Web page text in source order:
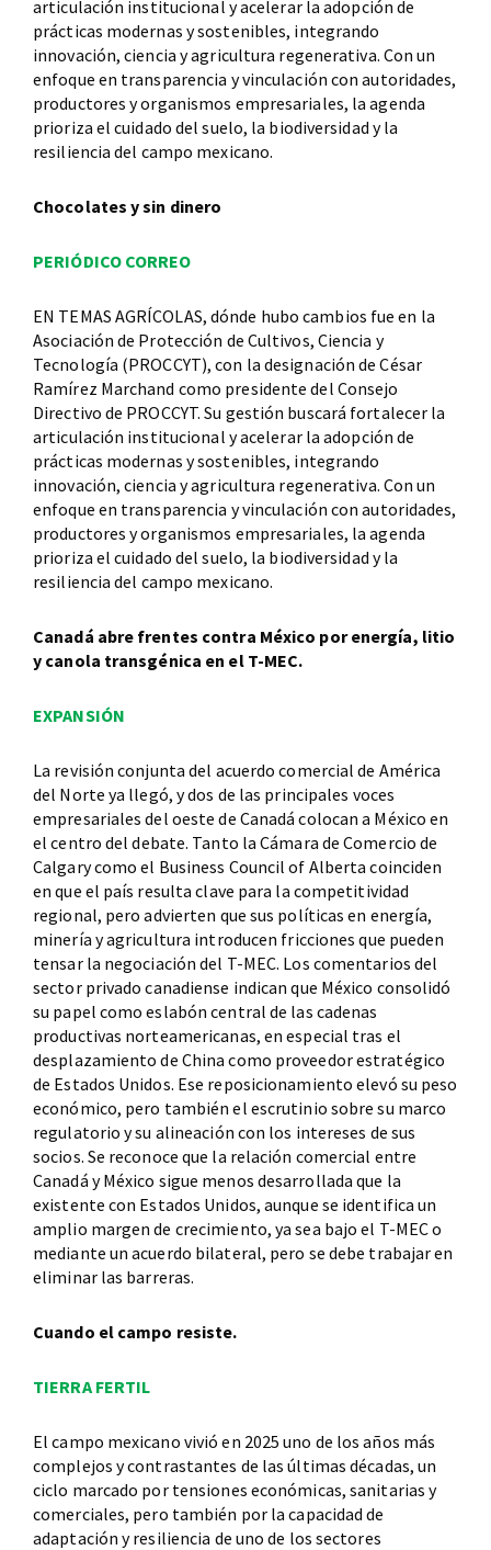
articulación institucional y acelerar la adopción de
prácticas modernas y sostenibles, integrando
innovación, ciencia y agricultura regenerativa. Con un
enfoque en transparencia y vinculación con autoridades,
productores y organismos empresariales, la agenda
prioriza el cuidado del suelo, la biodiversidad y la
resiliencia del campo mexicano.
Chocolates y sin dinero
PERIÓDICO CORREO
EN TEMAS AGRÍCOLAS, dónde hubo cambios fue en la
Asociación de Protección de Cultivos, Ciencia y
Tecnología (PROCCYT), con la designación de César
Ramírez Marchand como presidente del Consejo
Directivo de PROCCYT. Su gestión buscará fortalecer la
articulación institucional y acelerar la adopción de
prácticas modernas y sostenibles, integrando
innovación, ciencia y agricultura regenerativa. Con un
enfoque en transparencia y vinculación con autoridades,
productores y organismos empresariales, la agenda
prioriza el cuidado del suelo, la biodiversidad y la
resiliencia del campo mexicano.
Canadá abre frentes contra México por energía, litio
y canola transgénica en el T-MEC.
EXPANSIÓN
La revisión conjunta del acuerdo comercial de América
del Norte ya llegó, y dos de las principales voces
empresariales del oeste de Canadá colocan a México en
el centro del debate. Tanto la Cámara de Comercio de
Calgary como el Business Council of Alberta coinciden
en que el país resulta clave para la competitividad
regional, pero advierten que sus políticas en energía,
minería y agricultura introducen fricciones que pueden
tensar la negociación del T-MEC. Los comentarios del
sector privado canadiense indican que México consolidó
su papel como eslabón central de las cadenas
productivas norteamericanas, en especial tras el
desplazamiento de China como proveedor estratégico
de Estados Unidos. Ese reposicionamiento elevó su peso
económico, pero también el escrutinio sobre su marco
regulatorio y su alineación con los intereses de sus
socios. Se reconoce que la relación comercial entre
Canadá y México sigue menos desarrollada que la
existente con Estados Unidos, aunque se identifica un
amplio margen de crecimiento, ya sea bajo el T-MEC o
mediante un acuerdo bilateral, pero se debe trabajar en
eliminar las barreras.
Cuando el campo resiste.
TIERRA FERTIL
El campo mexicano vivió en 2025 uno de los años más
complejos y contrastantes de las últimas décadas, un
ciclo marcado por tensiones económicas, sanitarias y
comerciales, pero también por la capacidad de
adaptación y resiliencia de uno de los sectores